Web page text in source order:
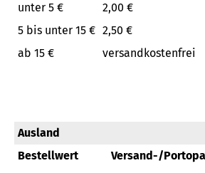
unter 5 €
2,00 €
5 bis unter 15 € 2,50 €
ab 15 €
versandkostenfrei
Ausland
Bestellwert
Versand-/